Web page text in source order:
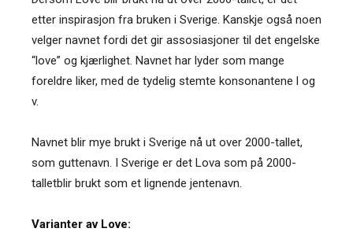
etter inspirasjon fra bruken i Sverige. Kanskje også noen
velger navnet fordi det gir assosiasjoner til det engelske
“love” og kjærlighet. Navnet har lyder som mange
foreldre liker, med de tydelig stemte konsonantene l og
v.
Navnet blir mye brukt i Sverige nå ut over 2000-tallet,
som guttenavn. I Sverige er det Lova som på 2000-
talletblir brukt som et lignende jentenavn.
Varianter av Love: